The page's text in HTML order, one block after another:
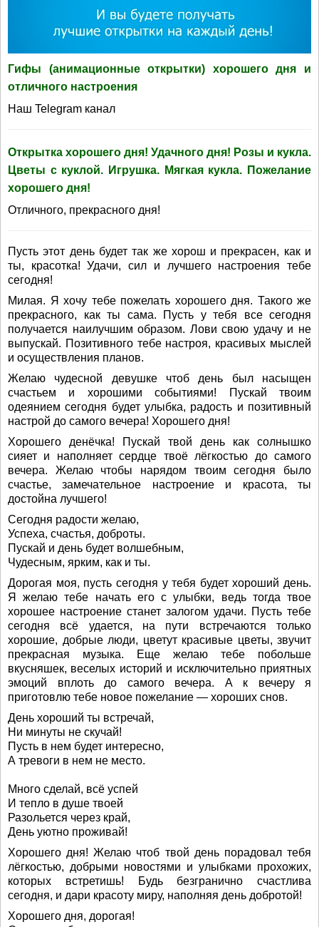
Гифы (анимационные открытки) хорошего дня и
отличного настроения
Наш Telegram канал
Открытка хорошего дня! Удачного дня! Розы и кукла.
Цветы с куклой. Игрушка. Мягкая кукла. Пожелание
хорошего дня!
Отличного, прекрасного дня!
Пусть этот день будет так же хорош и прекрасен, как и
ты, красотка! Удачи, сил и лучшего настроения тебе
сегодня!
Милая. Я хочу тебе пожелать хорошего дня. Такого же
прекрасного, как ты сама. Пусть у тебя все сегодня
получается наилучшим образом. Лови свою удачу и не
выпускай. Позитивного тебе настроя, красивых мыслей
и осуществления планов.
Желаю чудесной девушке чтоб день был насыщен
счастьем и хорошими событиями! Пускай твоим
одеянием сегодня будет улыбка, радость и позитивный
настрой до самого вечера! Хорошего дня!
Хорошего денёчка! Пускай твой день как солнышко
сияет и наполняет сердце твоё лёгкостью до самого
вечера. Желаю чтобы нарядом твоим сегодня было
счастье, замечательное настроение и красота, ты
достойна лучшего!
Сегодня радости желаю,
Успеха, счастья, доброты.
Пускай и день будет волшебным,
Чудесным, ярким, как и ты.
Дорогая моя, пусть сегодня у тебя будет хороший день.
Я желаю тебе начать его с улыбки, ведь тогда твое
хорошее настроение станет залогом удачи. Пусть тебе
сегодня всё удается, на пути встречаются только
хорошие, добрые люди, цветут красивые цветы, звучит
прекрасная музыка. Еще желаю тебе побольше
вкусняшек, веселых историй и исключительно приятных
эмоций вплоть до самого вечера. А к вечеру я
приготовлю тебе новое пожелание — хороших снов.
День хороший ты встречай,
Ни минуты не скучай!
Пусть в нем будет интересно,
А тревоги в нем не место.
Много сделай, всё успей
И тепло в душе твоей
Разольется через край,
День уютно проживай!
Хорошего дня! Желаю чтоб твой день порадовал тебя
лёгкостью, добрыми новостями и улыбками прохожих,
которых встретишь! Будь безгранично счастлива
сегодня, и дари красоту миру, наполняя день добротой!
Хорошего дня, дорогая!